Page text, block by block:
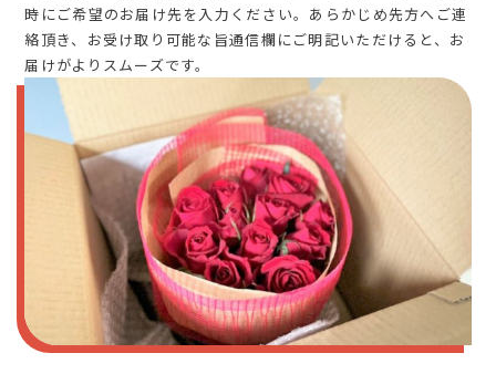
時にご希望のお届け先を入力ください。あらかじめ先方へご連
絡頂き、お受け取り可能な旨通信欄にご明記いただけると、お
届けがよりスムーズです。